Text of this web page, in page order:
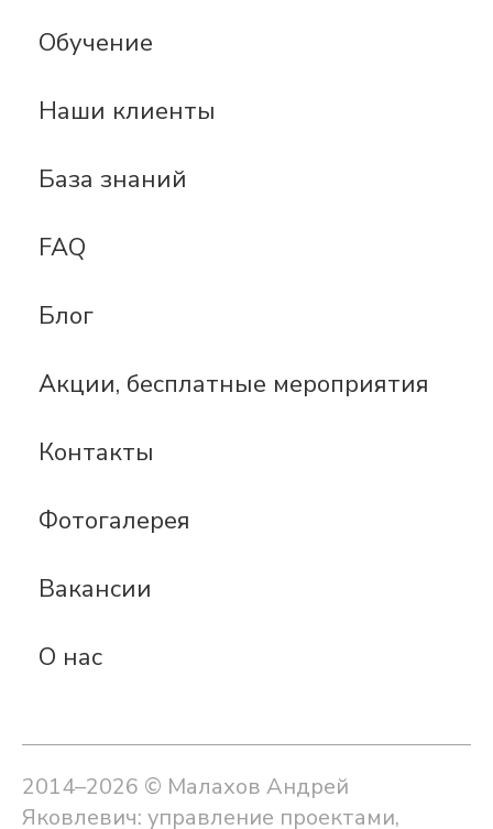
Обучение
Наши клиенты
База знаний
FAQ
Блог
Акции, бесплатные мероприятия
Контакты
Фотогалерея
Вакансии
О нас
2014–2026 © Малахов Андрей
Яковлевич: управление проектами,